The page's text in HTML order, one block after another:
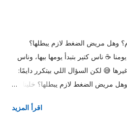
وهل مريض الضغط لازم يبطلها؟
☕ ناس كتير بتبدأ يومها بيها، وناس
😅 لكن السؤال اللي بيتكرر دايمًا:
مريض الضغط لازم يبطلها؟ خلينا
مؤقت الكافيين اللي في القهوةاقرأ المزيد